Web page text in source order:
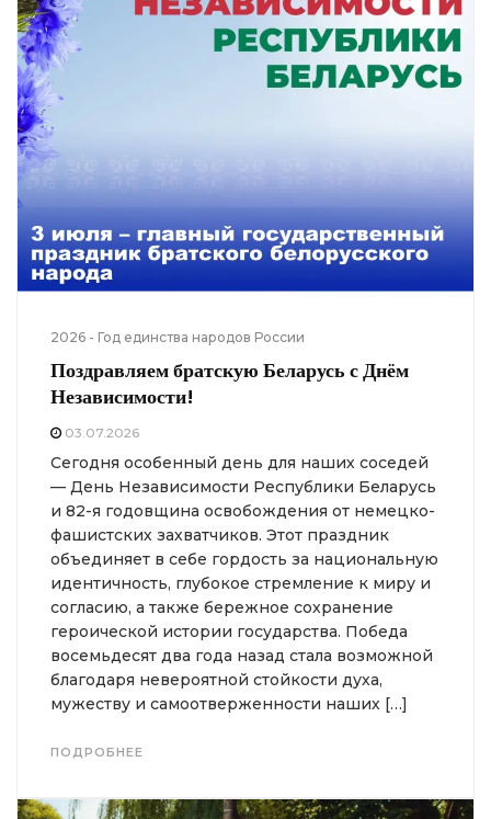
2026 - Год единства народов России
Поздравляем братскую Беларусь с Днём
Независимости!
03.07.2026
Сегодня особенный день для наших соседей
— День Независимости Республики Беларусь
и 82-я годовщина освобождения от немецко-
фашистских захватчиков. Этот праздник
объединяет в себе гордость за национальную
идентичность, глубокое стремление к миру и
согласию, а также бережное сохранение
героической истории государства. Победа
восемьдесят два года назад стала возможной
благодаря невероятной стойкости духа,
мужеству и самоотверженности наших […]
ПОДРОБНЕЕ